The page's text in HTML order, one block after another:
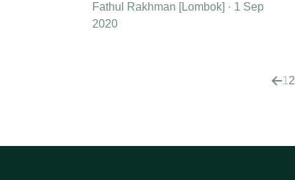
Fathul Rakhman [Lombok]
1 Sep
2020
1 2